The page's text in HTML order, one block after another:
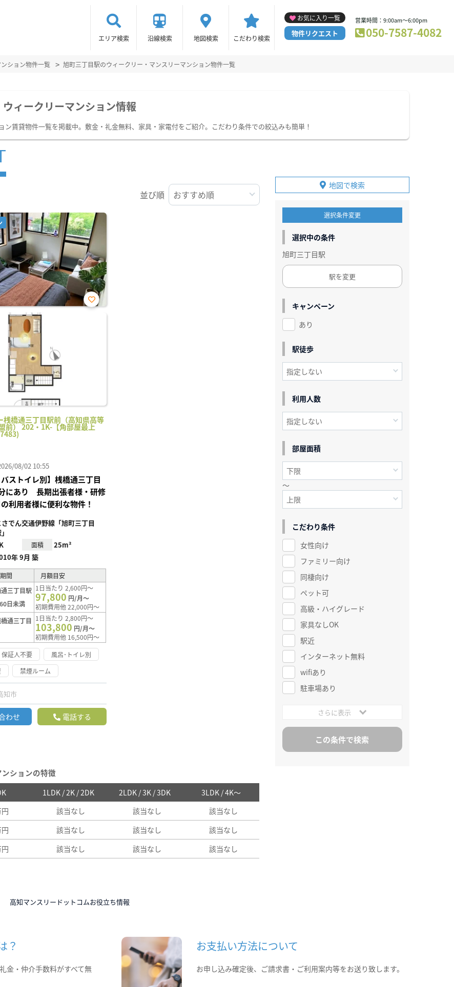
エリア検索 沿線検索 地図検索 こだわり検索
お気に入り一覧
物件リクエスト
営業時間：9:00am～6:00pm
050-7587-4082
ション物件一覧 旭町三丁目駅のウィークリー・マンスリーマンション物件一覧
ィークリーマンション情報
賃貸物件一覧を掲載中。敷金・礼金無料、家具・家電付をご紹介。こだわり条件での絞込みも簡単！
並び順
桟橋通三丁目駅前（高知県高等
前） 202・1K-【角部屋最上
お気
08/02 10:55
バストイレ別】桟橋通三丁目
にあり 長期出張者様・研修
利用者様に便利な物件！
さでん交通伊野線「旭町三丁目
面積 25m²
年 9月 築
間
月額目安
三丁目駅
日未満
1日当たり 2,600円～
97,800 円/月～
初期費用他 22,000円～
通三丁目 1日当たり 2,800円～
103,800 円/月～
初期費用他 16,500円～
保証人不要
風呂･トイレ別
禁煙ルーム
知市
わせ 電話する
ションの特徴
1LDK / 2K / 2DK 2LDK / 3K / 3DK
3LDK / 4K～
該当なし 該当なし
該当なし
該当なし 該当なし
該当なし
該当なし 該当なし 該当なし
地図で検索
選択条件変更
選択中の条件
旭町三丁目駅
駅を変更
キャンペーン
あり
駅徒歩
利用人数
部屋面積
～
こだわり条件
女性向け
ファミリー向け
同棲向け
ペット可
高級・ハイグレード
家具なしOK
駅近
インターネット無料
wifiあり
駐車場あり
さらに表示
高知マンスリードットコムお役立ち情報
？
金・仲介手数料がすべて無
お支払い方法について
お申し込み確定後、ご請求書・ご利用案内等をお送り致します。